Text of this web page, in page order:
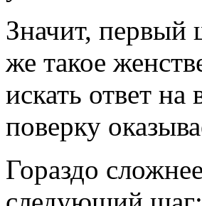
Значит, первый
же такое
искать ответ
поверку
Гораздо